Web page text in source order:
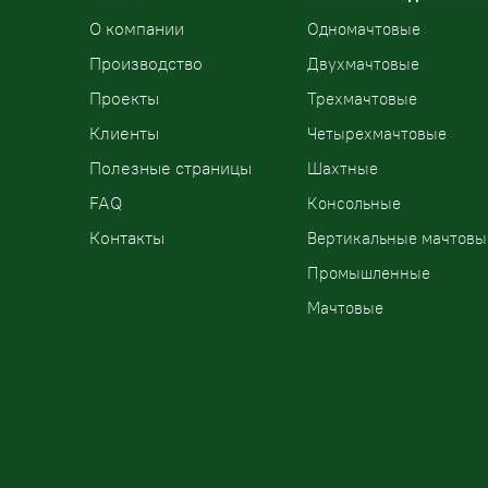
О компании
Производство
Проекты
Клиенты
Полезные страницы
FAQ
Контакты
Одномачтовые
Двухмачтовые
Трехмачтовые
Четырехмачтовые
Шахтные
Консольные
Вертикальные
Промышленные
Мачтовые